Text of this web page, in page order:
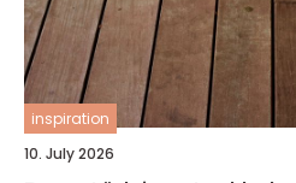
inspiration
10. July 2026